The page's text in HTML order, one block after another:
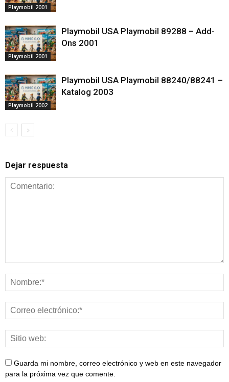
Playmobil 2001
Playmobil 2001
Playmobil USA Playmobil 89288 – Add-
Ons 2001
Playmobil 2002
Playmobil USA Playmobil 88240/88241 –
Katalog 2003
Dejar respuesta
Guarda mi nombre, correo electrónico y web en este navegador
para la próxima vez que comente.